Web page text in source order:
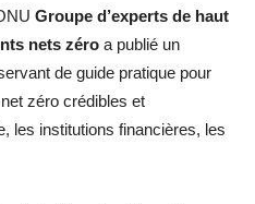
Groupe d’experts de haut
nets zéro a publié un
de guide pratique pour
zéro crédibles et
les institutions financières, les